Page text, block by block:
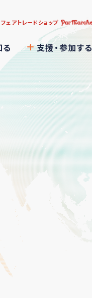
フェアトレードショップ
支援・参加する